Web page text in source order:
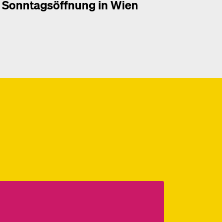
Sonntagsöffnung in Wien